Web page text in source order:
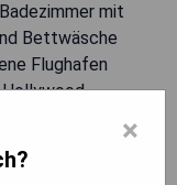
mit
Bettwäsche
Flughafen
×